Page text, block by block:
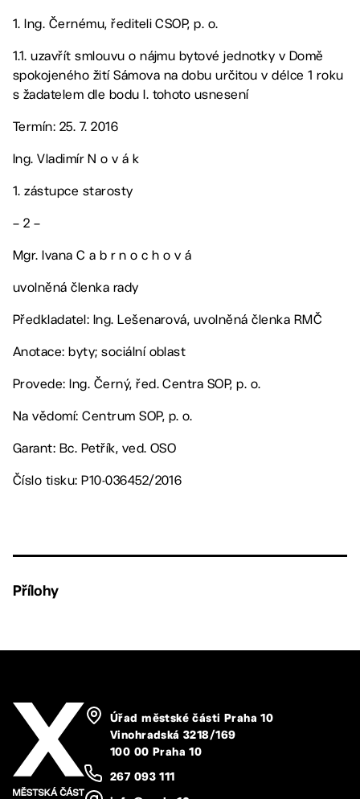
1. Ing. Černému, řediteli CSOP, p. o.
1.1. uzavřít smlouvu o nájmu bytové jednotky v Domě
spokojeného žití Sámova na dobu určitou v délce 1 roku
s žadatelem dle bodu I. tohoto usnesení
Termín: 25. 7. 2016
Ing. Vladimír N o v á k
1. zástupce starosty
– 2 –
Mgr. Ivana C a b r n o c h o v á
uvolněná členka rady
Předkladatel: Ing. Lešenarová, uvolněná členka RMČ
Anotace: byty; sociální oblast
Provede: Ing. Černý, řed. Centra SOP, p. o.
Na vědomí: Centrum SOP, p. o.
Garant: Bc. Petřík, ved. OSO
Číslo tisku: P10-036452/2016
Přílohy
Úřad městské části Praha 10
Vinohradská 3218/169
100 00 Praha 10
267 093 111